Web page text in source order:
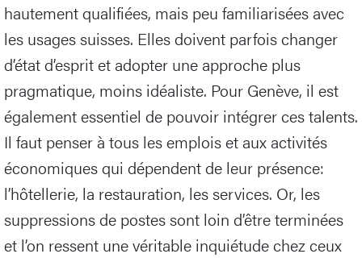
hautement qualifiées, mais peu familiarisées avec
les usages suisses. Elles doivent parfois changer
d’état d’esprit et adopter une approche plus
pragmatique, moins idéaliste. Pour Genève, il est
également essentiel de pouvoir intégrer ces talents.
Il faut penser à tous les emplois et aux activités
économiques qui dépendent de leur présence:
l’hôtellerie, la restauration, les services. Or, les
suppressions de postes sont loin d’être terminées
et l’on ressent une véritable inquiétude chez ceux